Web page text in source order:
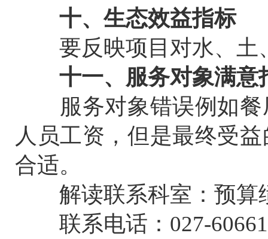
十、生态效益指标
要反映项目对水、土
十一、服务对象满意
服务对象错误例如餐
人员工资，但是最终受
合适。
解读联系科室：预算
联系电话：027-